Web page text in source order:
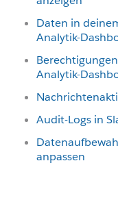
Daten in
Analytik-
Analytik-
Audit-Logs in
anpassen